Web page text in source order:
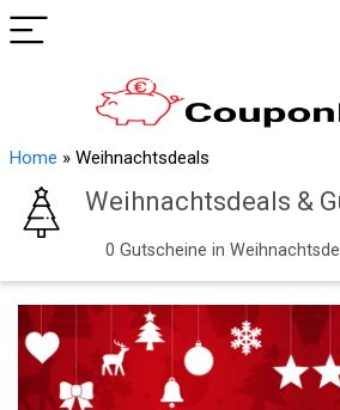
Home » Weihnachtsdeals
Weihnachtsdeals &
0 Gutscheine in